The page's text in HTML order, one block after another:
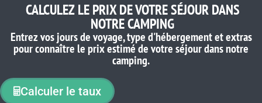
CALCULEZ LE PRIX DE VOTRE SÉJOUR DANS
NOTRE CAMPING
Entrez vos jours de voyage, type d'hébergement et extras
pour connaître le prix estimé de votre séjour dans notre
camping.
Calculer le taux